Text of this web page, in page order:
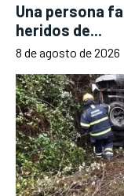
Una persona
heridos de...
8 de agosto de 2026